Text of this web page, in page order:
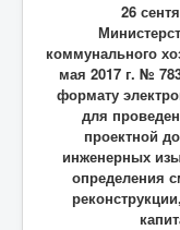
26
коммунального
мая 2017 г. №
формату
для
проектной
инженерных
определения